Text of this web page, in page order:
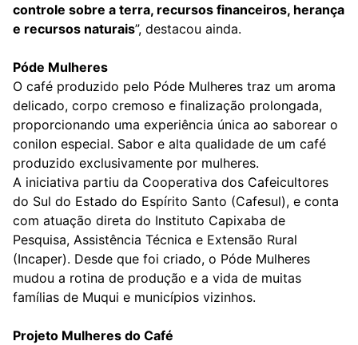
controle sobre a terra, recursos financeiros, herança
e recursos naturais”, destacou ainda.
Póde Mulheres
O café produzido pelo Póde Mulheres traz um aroma
delicado, corpo cremoso e finalização prolongada,
proporcionando uma experiência única ao saborear o
conilon especial. Sabor e alta qualidade de um café
produzido exclusivamente por mulheres.
A iniciativa partiu da Cooperativa dos Cafeicultores
do Sul do Estado do Espírito Santo (Cafesul), e conta
com atuação direta do Instituto Capixaba de
Pesquisa, Assistência Técnica e Extensão Rural
(Incaper). Desde que foi criado, o Póde Mulheres
mudou a rotina de produção e a vida de muitas
famílias de Muqui e municípios vizinhos.
Projeto Mulheres do Café